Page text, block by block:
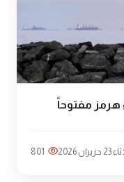
هرمز مفتوحاً
2026
801